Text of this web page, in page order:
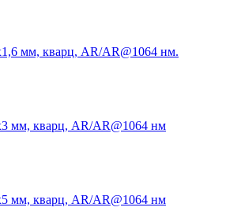
мм, кварц, AR/AR@1064 нм.
мм, кварц, AR/AR@1064 нм
мм, кварц, AR/AR@1064 нм